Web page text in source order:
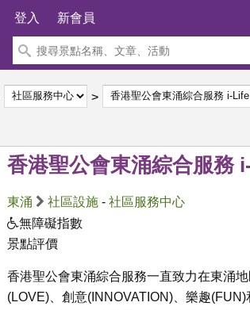
登入 新會員
香港聖公會東涌綜合服務
東涌 社區設施 - 社區服務中心
無障礙指數
景點評價
香港聖公會東涌綜合服務一直致力在東涌
(LOVE)、創意(INNOVATION)、樂趣